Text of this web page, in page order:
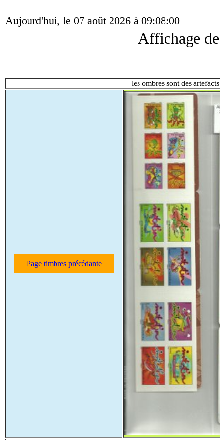
Aujourd'hui, le 07 août 2026 à 09:08:00
Affichage
les ombres sont des
Page timbres précédante